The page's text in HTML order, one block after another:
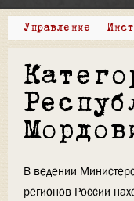
Управление
В ведении
регионов России